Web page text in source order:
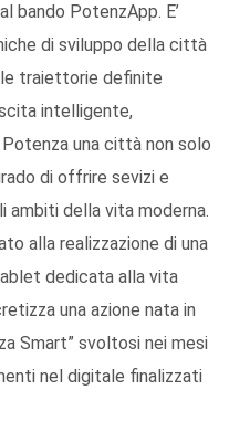
bando PotenzApp. E’
di sviluppo della città
traiettorie definite
intelligente,
una città non solo
di offrire sevizi e
della vita moderna.
alla realizzazione di una
dedicata alla vita
una azione nata in
Smart” svoltosi nei mesi
nel digitale finalizzati